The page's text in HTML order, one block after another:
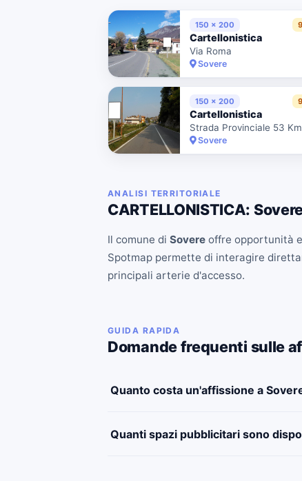
150 x 200
Cartellonistica
Via Roma
Sovere
150 x 200
Cartellonistica
Sovere
ANALISI TERRITORIALE
CARTELLONISTICA:
Il comune di Sovere offre opportunità
Spotmap permette di interagire
principali arterie d'accesso.
GUIDA RAPIDA
Domande frequenti sulle
Quanto costa un'affissione a
Quanti spazi pubblicitari sono